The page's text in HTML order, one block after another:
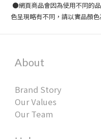
●網頁商品會因為使用不同的
色呈現略有不同，請以實品顏色
About
Brand Story
Our Values
Our Team